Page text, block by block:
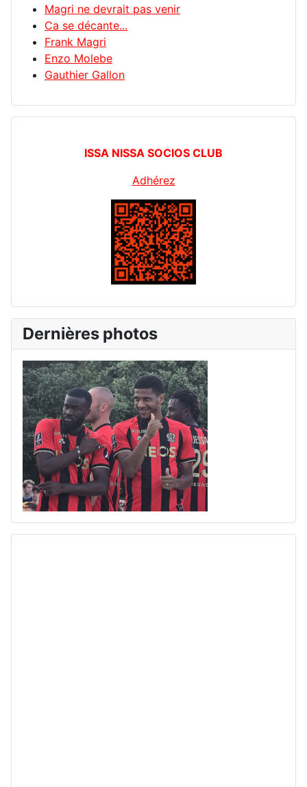
Magri ne devrait pas venir
Ca se décante...
Frank Magri
Enzo Molebe
Gauthier Gallon
ISSA NISSA SOCIOS CLUB
Adhérez
Dernières photos